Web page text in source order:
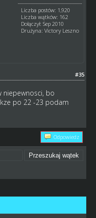
Liczba postów: 1,920
Liczba wątków: 162
Dołączył: Sep 2010
Drużyna: Victory Leszno
#35
niepewnosci, bo
po 22 -23 podam
Odpowiedz